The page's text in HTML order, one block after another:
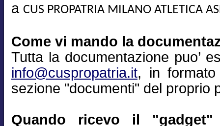
a CUS PROPATRIA MILANO ATLETICA
Come vi mando la
Tutta la documentazione puo’
info@cuspropatria.it, in formato
sezione "documenti" del proprio
Quando ricevo il